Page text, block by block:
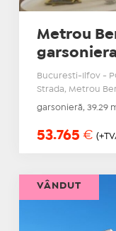
Metrou
Bucuresti-Ilfov -
Strada, Metrou
garsonieră, 39.29
53.765 €
VÂNDUT